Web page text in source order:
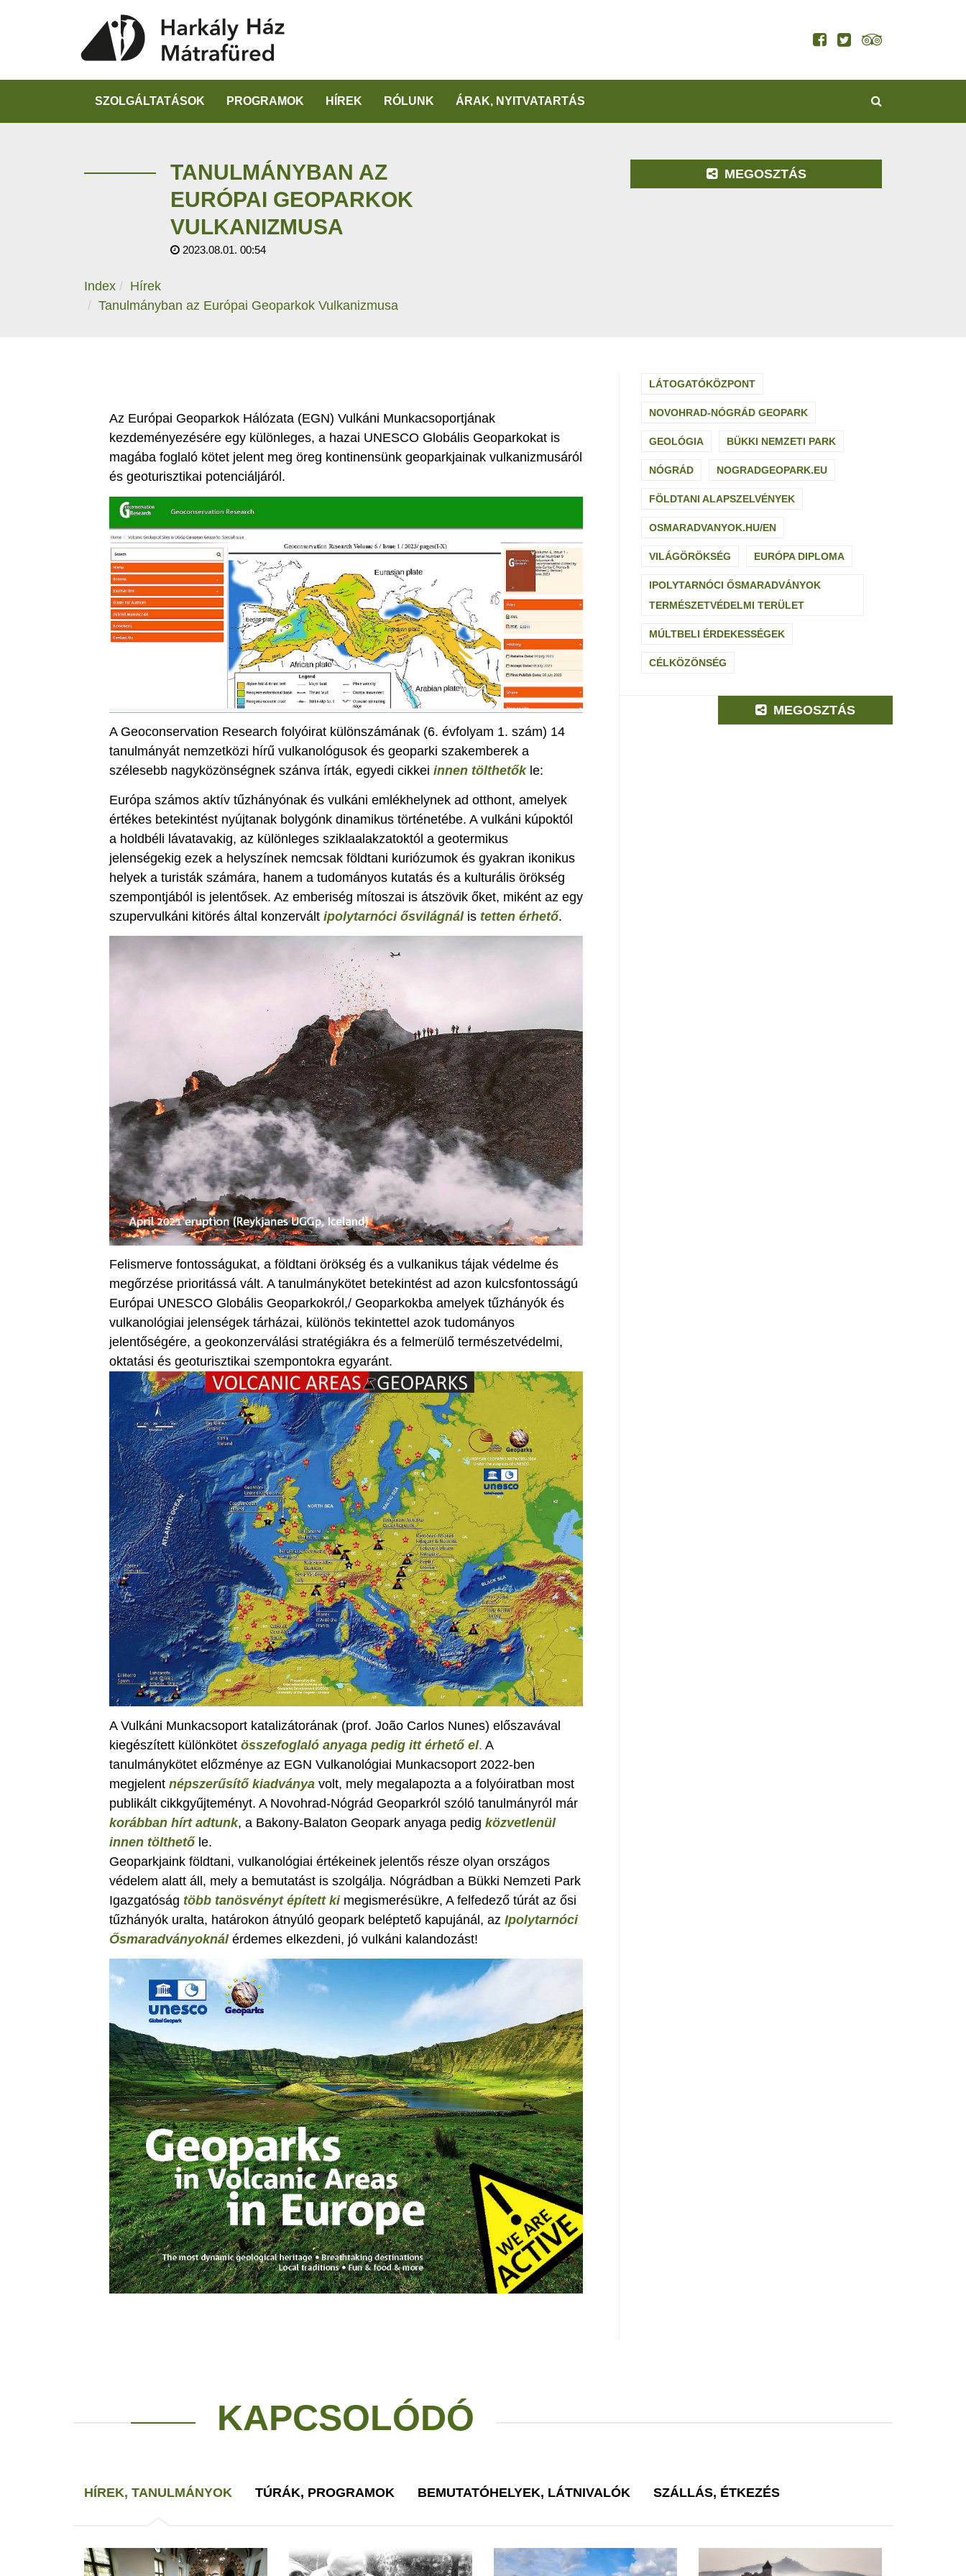
SZOLGÁLTATÁSOK PROGRAMOK HÍREK RÓLUNK ÁRAK, NYITVATARTÁS
TANULMÁNYBAN AZ
EURÓPAI GEOPARKOK
VULKANIZMUSA
2023.08.01. 00:54
Index
Hírek
Tanulmányban az Európai Geoparkok Vulkanizmusa
MEGOSZTÁS
Az Európai Geoparkok Hálózata (EGN) Vulkáni Munkacsoportjának
kezdeményezésére egy különleges, a hazai UNESCO Globális Geoparkokat is
magába foglaló kötet jelent meg öreg kontinensünk geoparkjainak vulkanizmusáról
és geoturisztikai potenciáljáról.
A Geoconservation Research folyóirat különszámának (6. évfolyam 1. szám) 14
tanulmányát nemzetközi hírű vulkanológusok és geoparki szakemberek a
szélesebb nagyközönségnek szánva írták, egyedi cikkei innen tölthetőkle:
Európa számos aktív tűzhányónak és vulkáni emlékhelynek ad otthont, amelyek
értékes betekintést nyújtanak bolygónk dinamikus történetébe. A vulkáni kúpoktól
a holdbéli lávatavakig, az különleges sziklaalakzatoktól a geotermikus
jelenségekig ezek a helyszínek nemcsak földtani kuriózumok és gyakran ikonikus
helyek a turisták számára, hanem a tudományos kutatás és a kulturális örökség
szempontjából is jelentősek. Az emberiség mítoszai is átszövik őket, miként az egy
szupervulkáni kitörés által konzervált ipolytarnóci ősvilágnál is tetten érhető.
Felismerve fontosságukat, a földtani örökség és a vulkanikus tájak védelme és
megőrzése prioritássá vált. A tanulmánykötet betekintést ad azon kulcsfontosságú
Európai UNESCO Globális Geoparkokról,/ Geoparkokba amelyek tűzhányók és
vulkanológiai jelenségek tárházai, különös tekintettel azok tudományos
jelentőségére, a geokonzerválási stratégiákra és a felmerülő természetvédelmi,
oktatási és geoturisztikai szempontokra egyaránt.
A Vulkáni Munkacsoport katalizátorának (prof. João Carlos Nunes) előszavával
kiegészített különkötet összefoglaló anyaga pedig itt érhető el. A
tanulmánykötet előzménye az EGN Vulkanológiai Munkacsoport 2022-ben
megjelent népszerűsítő kiadványa volt, mely megalapozta a a folyóiratban most
publikált cikkgyűjteményt. A Novohrad-Nógrád Geoparkról szóló tanulmányról már
korábban hírt adtunk, a Bakony-Balaton Geopark anyaga pedig közvetlenül
innen tölthetőle.
Geoparkjaink földtani, vulkanológiai értékeinek jelentős része olyan országos
védelem alatt áll, mely a bemutatást is szolgálja. Nógrádban a Bükki Nemzeti Park
Igazgatóság több tanösvényt épített ki megismerésükre, A felfedező túrát az ősi
tűzhányók uralta, határokon átnyúló geopark beléptető kapujánál, az Ipolytarnóci
Ősmaradványoknál érdemes elkezdeni, jó vulkáni kalandozást!
LÁTOGATÓKÖZPONT
NOVOHRAD-NÓGRÁD GEOPARK
GEOLÓGIA BÜKKI NEMZETI PARK
NÓGRÁD NOGRADGEOPARK.EU
FÖLDTANI ALAPSZELVÉNYEK
OSMARADVANYOK.HU/EN
VILÁGÖRÖKSÉG EURÓPA DIPLOMA
IPOLYTARNÓCI ŐSMARADVÁNYOK
TERMÉSZETVÉDELMI TERÜLET
MÚLTBELI ÉRDEKESSÉGEK
CÉLKÖZÖNSÉG
MEGOSZTÁS
KAPCSOLÓDÓ
HÍREK, TANULMÁNYOK TÚRÁK, PROGRAMOK BEMUTATÓHELYEK, LÁTNIVALÓK SZÁLLÁS, ÉTKEZÉS